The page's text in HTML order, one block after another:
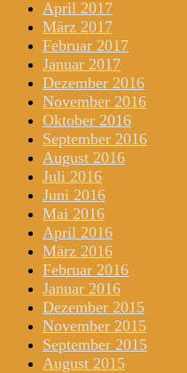
April 2017
März 2017
Februar 2017
Januar 2017
Dezember 2016
November 2016
Oktober 2016
September 2016
August 2016
Juli 2016
Juni 2016
Mai 2016
April 2016
März 2016
Februar 2016
Januar 2016
Dezember 2015
November 2015
September 2015
August 2015